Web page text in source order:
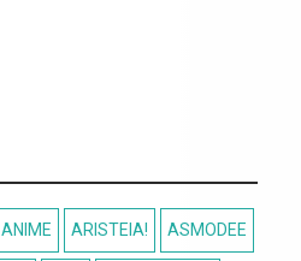
ANIME ARISTEIA! ASMODEE